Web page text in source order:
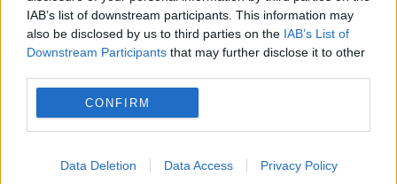
IAB’s list of downstream participants. This information may
also be disclosed by us to third parties on the IAB’s List of
Downstream Participants that may further disclose it to other
CONFIRM
Data Deletion Data Access Privacy Policy